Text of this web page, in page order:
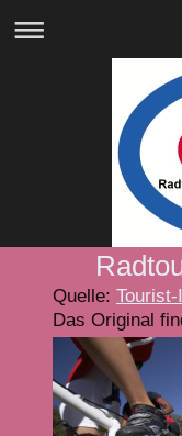
Quelle:
Das Original